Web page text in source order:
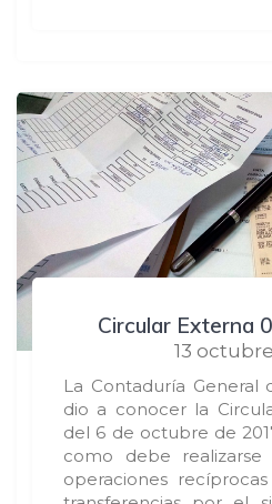
Circular Externa
13
La Contaduría General
dio a conocer la
del 6 de octubre de
como debe
operaciones